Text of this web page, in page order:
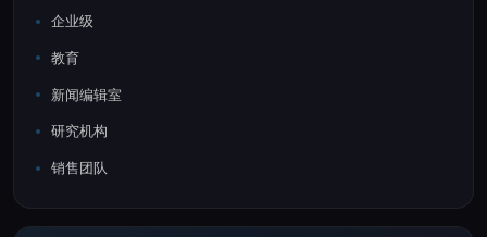
企业级
教育
新闻编辑室
研究机构
销售团队